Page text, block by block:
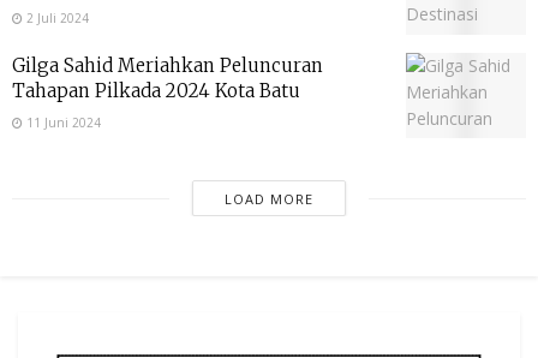
2 Juli 2024
Gilga Sahid Meriahkan Peluncuran
Tahapan Pilkada 2024 Kota Batu
11 Juni 2024
LOAD MORE